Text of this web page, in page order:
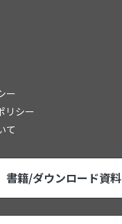
ー
リシー
て
書籍/ダウンロード資料